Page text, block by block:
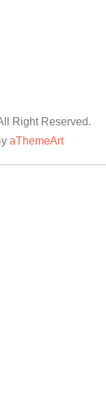
Right Reserved.
aThemeArt